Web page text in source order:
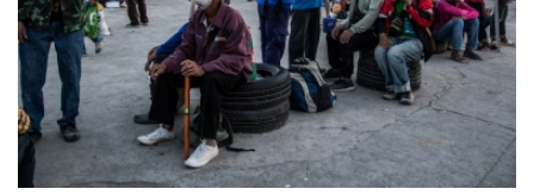
ค้นหา
SHARE TWEET LINE EMAIL